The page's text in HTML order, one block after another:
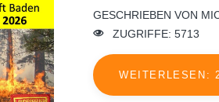
GESCHRIEBEN VON
ZUGRIFFE: 5713
WEITERLESEN: